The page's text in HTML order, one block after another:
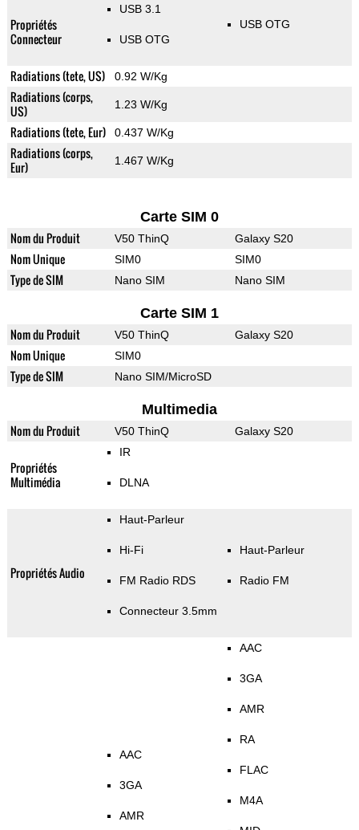
Propriétés
Connecteur
USB 3.1
USB OTG
USB OTG
Radiations (tete, US) 0.92 W/Kg
Radiations (corps,
US)
1.23 W/Kg
Radiations (tete, Eur) 0.437 W/Kg
Radiations (corps,
Eur)
1.467 W/Kg
Carte SIM 0
Nom du Produit V50 ThinQ Galaxy S20
Nom Unique SIM0 SIM0
Type de SIM Nano SIM Nano SIM
Carte SIM 1
Nom du Produit V50 ThinQ Galaxy S20
Nom Unique SIM0
Type de SIM Nano SIM/MicroSD
Multimedia
Nom du Produit V50 ThinQ Galaxy S20
Propriétés
Multimédia
IR
DLNA
Propriétés Audio
Haut-Parleur
Hi-Fi
FM Radio RDS
Connecteur 3.5mm
Haut-Parleur
Radio FM
AAC
3GA
AMR
AAC
3GA
AMR
RA
FLAC
M4A